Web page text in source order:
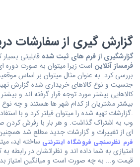
گزارش گیری از سفارشات
گزارشگیری از فرم های ثبت شده قابلیتی بسیار
فرمساز آنلاین است زیرا میتوان به صورت دوره
بررسی کرد. به عنوان مثال میتوان بر اساس
جنسیت و نوع کالاهای خریداری شده گزارش
کالاهایی بیشتر مورد توجه قرار گرفته اند و
بیشتر مشتریان از کدام شهر ها هستند و چه نوع
.گزارشات تهیه شده را میتوان فیلتر کرد و با
وب به اشتراک گذاشت. و هر بار با رفرش
ای از تغییرات و گزارشات جدید مطلع شد
فرم نظرسنجی فروشگاه اینترنتی ساخته اید،
امتیازی به شما داده اند و نظراتشان در رابطه
قیمت و... به چه صورت است و میانگین امتیاز